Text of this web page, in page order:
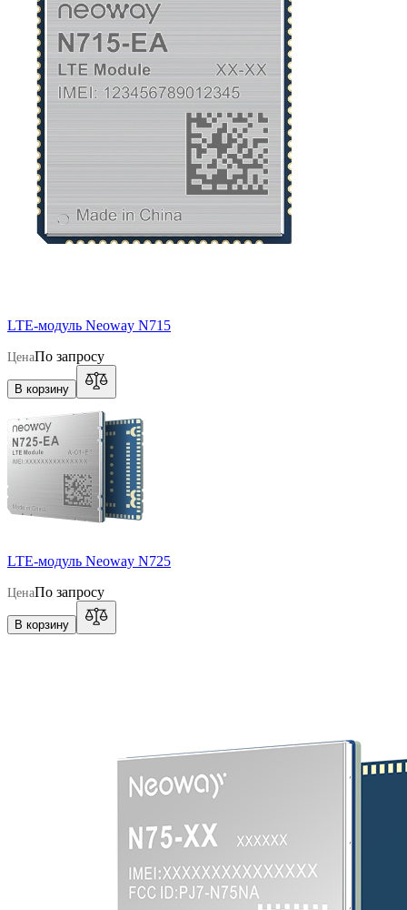
LTE-модуль Neoway N715
ЦенаПо запросу
В корзину
LTE-модуль Neoway N725
ЦенаПо запросу
В корзину